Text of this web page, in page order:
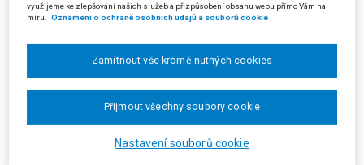
povinnosti platit zálohy podle původního výměru, neboť je namířen proti
samotné podstatě placení poplatků. Účel odkladu placení poplatků,
snížení znečištění, by byl popřen, jestliže by znečišťovatel musel i nadále
odkladu nedošlo.
poplatcích za vypouštění odpadních vod do vod povrchových, žalobci
využijeme ke zlepšování našich služeb a přizpůsobení obsahu webu přímo Vám na
míru. Oznámení o ochraně osobních údajů a souborů cookie
Nastavení souborů cookie
Zamítnout vše kromě nutných cookies
Přijmout všechny soubory cookie